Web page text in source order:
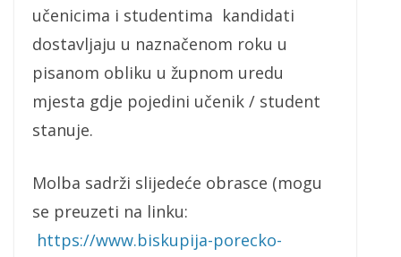
učenicima i studentima kandidati
dostavljaju u naznačenom roku u
pisanom obliku u župnom uredu
mjesta gdje pojedini učenik / student
stanuje.
Molba sadrži slijedeće obrasce (mogu
se preuzeti na linku:
https://www.biskupija-porecko-